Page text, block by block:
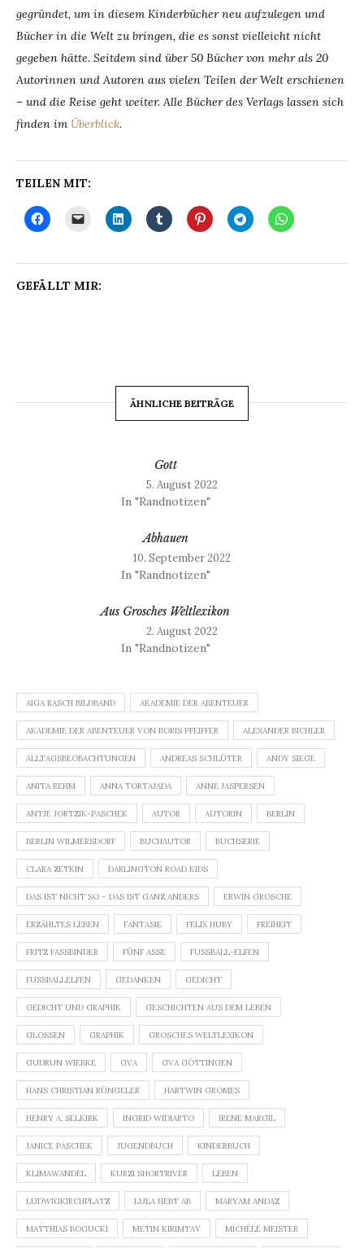
gegründet, um in diesem Kinderbücher neu aufzulegen und
Bücher in die Welt zu bringen, die es sonst vielleicht nicht
gegeben hätte. Seitdem sind über 50 Bücher von mehr als 20
Autorinnen und Autoren aus vielen Teilen der Welt erschienen
– und die Reise geht weiter. Alle Bücher des Verlags lassen sich
finden im Überblick.
TEILEN MIT:
GEFÄLLT MIR:
ÄHNLICHE BEITRÄGE
Gott
5. August 2022
In "Randnotizen"
Abhauen
10. September 2022
In "Randnotizen"
Aus Grosches Weltlexikon
2. August 2022
In "Randnotizen"
AIGA RASCH BILDBAND AKADEMIE DER ABENTEUER
AKADEMIE DER ABENTEUER VON BORIS PFEIFFER ALEXANDER BICHLER
ALLTAGSBEOBACHTUNGEN ANDREAS SCHLÜTER ANDY SIEGE
ANITA REHM ANNA TORTAJADA ANNE JASPERSEN
ANTJE JORTZIK-PASCHEK AUTOR AUTORIN BERLIN
BERLIN WILMERSDORF BUCHAUTOR BUCHSERIE
CLARA ZETKIN DARLINGTON ROAD KIDS
DAS IST NICHT SO – DAS IST GANZ ANDERS ERWIN GROSCHE
ERZÄHLTES LEBEN FANTASIE FELIX HUBY FREIHEIT
FRITZ FASSBINDER FÜNF ASSE FUSSBALL-ELFEN
FUSSBALLELFEN GEDANKEN GEDICHT
GEDICHT UND GRAPHIK GESCHICHTEN AUS DEM LEBEN
GLOSSEN GRAPHIK GROSCHES WELTLEXIKON
GUDRUN WIEBKE GVA GVA GÖTTINGEN
HANS CHRISTIAN RÜNGELER HARTWIN GROMES
HENRY A. SELKIRK INGRID WIDIARTO IRENE MARGIL
JANICE PASCHEK JUGENDBUCH KINDERBUCH
KLIMAWANDEL KURZI SHORTRIVER LEBEN
LUDWIGKIRCHPLATZ LULA HEBT AB MARYAM ANDAZ
MATTHIAS BOGUCKI METIN KIRIMTAY MICHÈLE MEISTER